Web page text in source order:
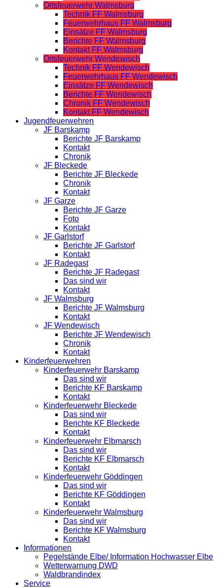
Ortsfeuerwehr Walmsburg
Technik FF Walmsburg
Feuerwehrhaus FF Walmsburg
Einsätze FF Walmsburg
Berichte FF Walmsburg
Kontakt FF Walmsburg
Ortsfeuerwehr Wendewisch
Technik FF Wendewisch
Feuerwehrhaus FF Wendewisch
Einsätze FF Wendewisch
Berichte FF Wendewisch
Chronik FF Wendewisch
Kontakt FF Wendewisch
Jugendfeuerwehren
JF Barskamp
Berichte JF Barskamp
Kontakt
Chronik
JF Bleckede
Berichte JF Bleckede
Chronik
Kontakt
JF Garze
Berichte JF Garze
Foto
Kontakt
JF Garlstorf
Berichte JF Garlstorf
Kontakt
JF Radegast
Berichte JF Radegast
Das sind wir
Kontakt
JF Walmsburg
Berichte JF Walmsburg
Kontakt
JF Wendewisch
Berichte JF Wendewisch
Chronik
Kontakt
Kinderfeuerwehren
Kinderfeuerwehr Barskamp
Das sind wir
Berichte KF Barskamp
Kontakt
Kinderfeuerwehr Bleckede
Das sind wir
Berichte KF Bleckede
Kontakt
Kinderfeuerwehr Elbmarsch
Das sind wir
Berichte KF Elbmarsch
Kontakt
Kinderfeuerwehr Göddingen
Das sind wir
Berichte KF Göddingen
Kontakt
Kinderfeuerwehr Walmsburg
Das sind wir
Berichte KF Walmsburg
Kontakt
Informationen
Pegelstände Elbe/ Information Hochwasser Elbe
Wetterwarnung DWD
Waldbrandindex
Service